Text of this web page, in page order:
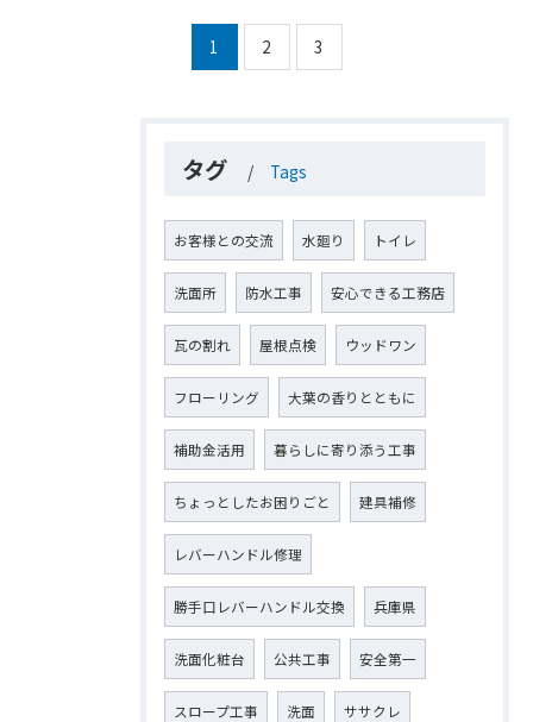
1 2 3
タグ Tags
お客様との交流 水廻り トイレ
洗面所 防水工事 安心できる工務店
瓦の割れ 屋根点検 ウッドワン
フローリング 大葉の香りとともに
補助金活用 暮らしに寄り添う工事
ちょっとしたお困りごと 建具補修
レバーハンドル修理
勝手口レバーハンドル交換 兵庫県
洗面化粧台 公共工事 安全第一
スロープ工事 洗面 ササクレ